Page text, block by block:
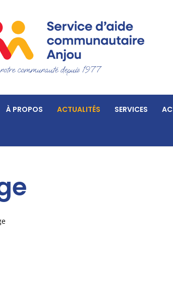
communauté depuis 1977
À PROPOS ACTUALITÉS SERVICES